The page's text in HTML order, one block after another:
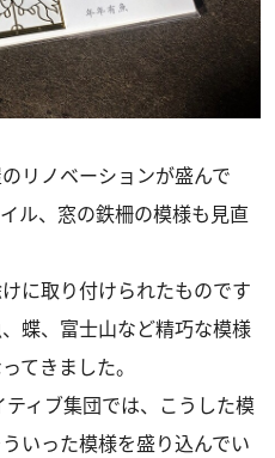
リノベーションが盛んで
ル、窓の鉄柵の模様も見直
に取り付けられたものです
蝶、富士山など精巧な模様
てきました。
ティブ集団では、こうした模
いった模様を盛り込んでい